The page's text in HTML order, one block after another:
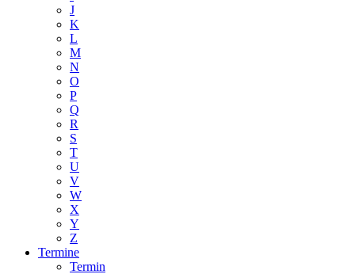
J
K
L
M
N
O
P
Q
R
S
T
U
V
W
X
Y
Z
Termine
Termin